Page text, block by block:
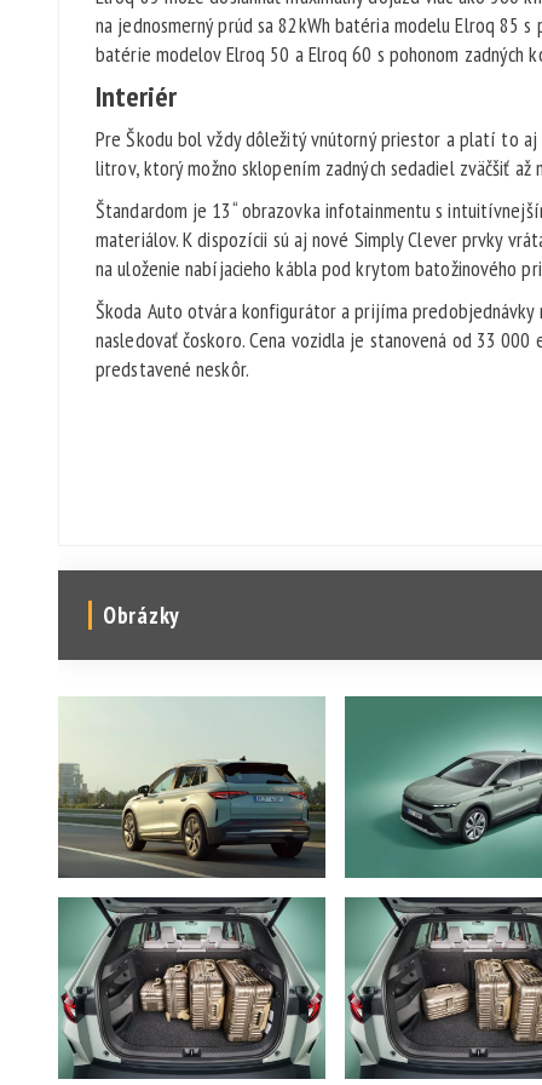
na jednosmerný prúd sa 82kWh batéria modelu Elroq 85
batérie modelov Elroq 50 a Elroq 60 s pohonom zadných
Interiér
Pre Škodu bol vždy dôležitý vnútorný priestor a platí to
litrov, ktorý možno sklopením zadných sedadiel zväčšiť až
Štandardom je 13“ obrazovka infotainmentu s
materiálov. K dispozícii sú aj nové Simply Clever prvky
na uloženie nabíjacieho kábla pod krytom batožinového
Škoda Auto otvára konfigurátor a prijíma predobjednávky
nasledovať čoskoro. Cena vozidla je stanovená od 33 000
predstavené neskôr.
Obrázky